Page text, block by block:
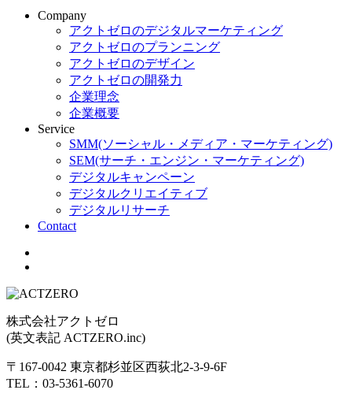
Company
アクトゼロのデジタルマーケティング
アクトゼロのプランニング
アクトゼロのデザイン
アクトゼロの開発力
企業理念
企業概要
Service
SMM(ソーシャル・メディア・マーケティング)
SEM(サーチ・エンジン・マーケティング)
デジタルキャンペーン
デジタルクリエイティブ
デジタルリサーチ
Contact
株式会社アクトゼロ
(英文表記 ACTZERO.inc)
〒167-0042 東京都杉並区西荻北2-3-9-6F
TEL：03-5361-6070